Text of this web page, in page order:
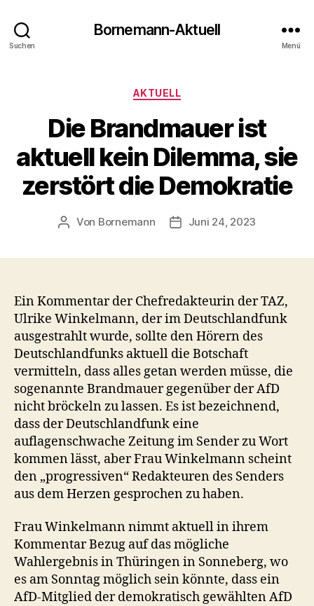
Suchen
Bornemann-Aktuell
Menü
Kategorien
AKTUELL
Die Brandmauer ist
aktuell kein Dilemma, sie
zerstört die Demokratie
Beitragsautor
Von Bornemann Veröffentlichungsdatum
Juni 24, 2023
Ein Kommentar der Chefredakteurin der TAZ,
Ulrike Winkelmann, der im Deutschlandfunk
ausgestrahlt wurde, sollte den Hörern des
Deutschlandfunks aktuell die Botschaft
vermitteln, dass alles getan werden müsse, die
sogenannte Brandmauer gegenüber der AfD
nicht bröckeln zu lassen. Es ist bezeichnend,
dass der Deutschlandfunk eine
auflagenschwache Zeitung im Sender zu Wort
kommen lässt, aber Frau Winkelmann scheint
den „progressiven“ Redakteuren des Senders
aus dem Herzen gesprochen zu haben.
Frau Winkelmann nimmt aktuell in ihrem
Kommentar Bezug auf das mögliche
Wahlergebnis in Thüringen in Sonneberg, wo
es am Sonntag möglich sein könnte, dass ein
AfD-Mitglied der demokratisch gewählten AfD